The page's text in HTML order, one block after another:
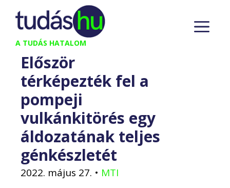
Kilépés
tartalomba
A TUDÁS HATALOM
Először
térképezték fel a
pompeji
vulkánkitörés egy
áldozatának teljes
génkészletét
2022. május 27. • MTI